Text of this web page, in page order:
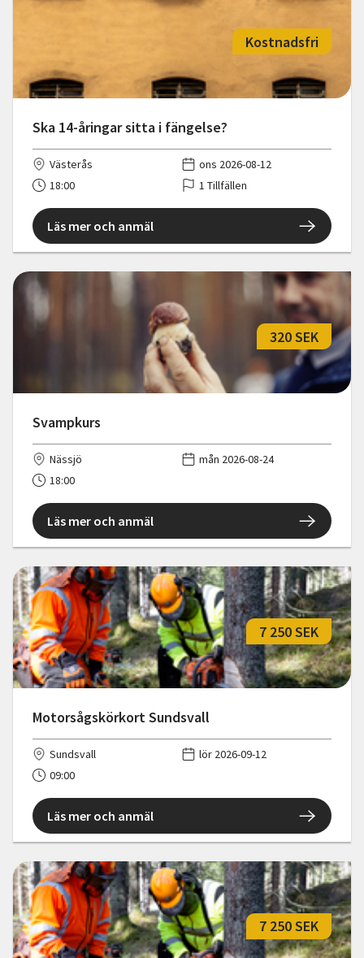
Ska 14-åringar sitta i fängelse?
Kostnadsfri
Västerås
ons 2026-08-12
18:00
1 Tillfällen
Läs mer och anmäl
Svampkurs
320 SEK
Nässjö
mån 2026-08-24
18:00
Läs mer och anmäl
Motorsågskörkort Sundsvall
7 250 SEK
Sundsvall
lör 2026-09-12
09:00
Läs mer och anmäl
7 250 SEK